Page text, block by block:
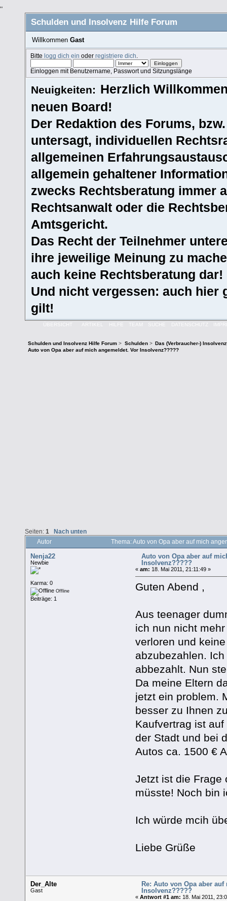
"
Schulden und Insolvenz Hilfe Forum
Willkommen Gast
Bittelogg dich ein oderregistriere dich
Einloggen mit Benutzername, Passwort und Sitzungslänge
Neuigkeiten: Herzlich
neuen Board!
Der Redaktion des Forums,
untersagt, individuellen
allgemeinen
allgemein gehaltener
zwecks Rechtsberatung immer
Rechtsanwalt oder die
Amtsgericht.
Das Recht der Teilnehmer
ihre jeweilige Meinung zu
auch keine Rechtsberatung dar!
Und nicht vergessen: auch hier
gilt!
ÜBERSICHT ARTIKEL HILFE TEAM SUCHE DATENSCHUTZ
Schulden und Insolvenz Hilfe Forum > Schulden>
Das (Verbraucher-)
Auto von Opa aber auf mich angemeldet. Vor Insolvenz?????
Seiten: 1 Nach unten
Autor Thema: Auto von Opa aber auf mich
Nenja22
Newbie
Karma: 0
Offline
Beiträge: 1
Auto von Opa aber auf
Insolvenz?????
« am: 18. Mai 2011, 21:11:49 »
Guten Abend ,
Aus teenager
ich nun nicht
verloren und
abzubezahlen.
abbezahlt. Nun
Da meine Eltern
jetzt ein problem.
besser zu Ihnen
Kaufvertrag ist
der Stadt und bei
Autos ca. 1500 €
Jetzt ist die Frage
müsste! Noch bin
Ich würde mcih
Liebe Grüße
Der_Alte
Gast
Re: Auto von Opa aber
Insolvenz?????
« Antwort #1 am: 18. Mai 2011,